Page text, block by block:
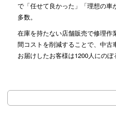
で「任せて良かった」「理想の車
多数。
在庫を持たない店舗販売で修理作
間コストを削減することで、中古
お届けしたお客様は1200人にのぼ